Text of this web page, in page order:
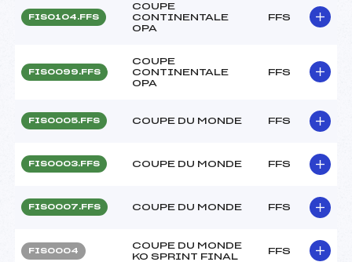
FIS0104.FFS
COUPE
CONTINENTALE
OPA
FFS
FIS0099.FFS
COUPE
CONTINENTALE
OPA
FFS
FIS0005.FFS COUPE DU MONDE FFS
FIS0003.FFS COUPE DU MONDE FFS
FIS0007.FFS COUPE DU MONDE FFS
FIS0004
COUPE DU MONDE
KO SPRINT FINAL
FFS